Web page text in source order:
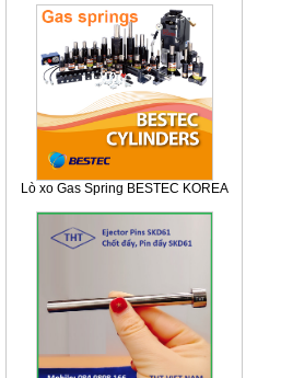
Lò xo Gas Spring BESTEC KOREA